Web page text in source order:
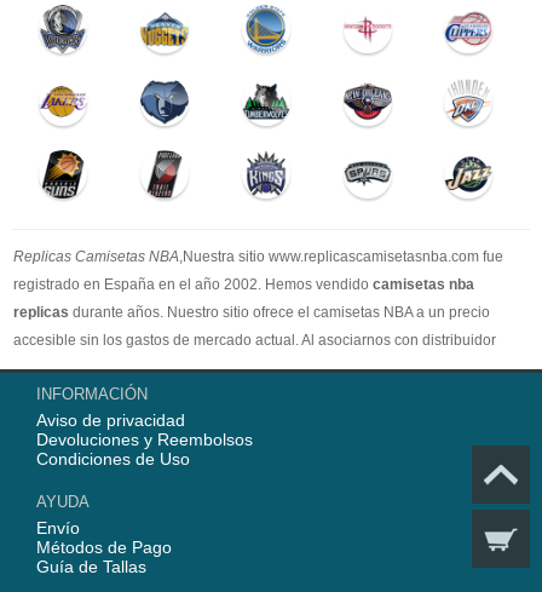
Replicas Camisetas NBA,Nuestra sitio www.replicascamisetasnba.com fue
registrado en España en el año 2002. Hemos vendido camisetas nba
replicas durante años. Nuestro sitio ofrece el camisetas NBA a un precio
accesible sin los gastos de mercado actual. Al asociarnos con distribuidor
oficial de camisetas NBA, garantizamos que todos nuestros artículos son
100% auténticos con embalaje original. Estamos dedicados a proporcionar la
mejor calidad camisetas nba a nuestros clientes ahora. En 2025,
www.replicascamisetasnba.com ofrecerá nuestro mejor servicio para que Ud.
INFORMACIÓN
Aviso de privacidad
Devoluciones y Reembolsos
Condiciones de Uso
AYUDA
Envío
Métodos de Pago
Guía de Tallas